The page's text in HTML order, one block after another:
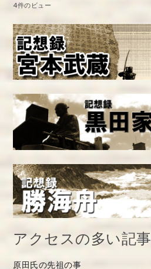
4件のビュー
アクセスの多い記事
原田氏の先祖の事